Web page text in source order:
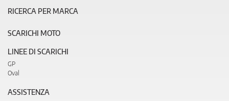
RICERCA PER MARCA
SCARICHI MOTO
LINEE DI SCARICHI
GP
Oval
ASSISTENZA